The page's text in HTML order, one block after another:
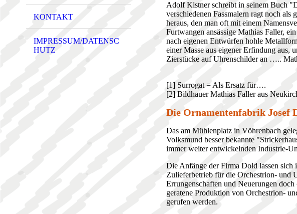
KONTAKT
IMPRESSUM/DATENSC
HUTZ
Adolf Kistner schreibt in seinem Buch
verschiedenen Fassmalern ragt noch
heraus, den man oft mit einem
Furtwangen ansässige Mathias Faller,
nach eigenen Entwürfen hohle
einer Masse aus eigener Erfindung aus,
Zierstücke auf Uhrenschilder an …..
[1] Surrogat = Als Ersatz für….
[2] Bildhauer Mathias Faller aus
Die Ornamentenfabrik Josef
Das am Mühlenplatz in Vöhrenbach
Volksmund besser bekannte
immer weiter entwickelnden Industrie-
Die Anfänge der Firma Dold lassen
Zulieferbetrieb für die Orchestrion- und
Errungenschaften und Neuerungen
geratene Produktion von Orchestrion-
gerufen werden.